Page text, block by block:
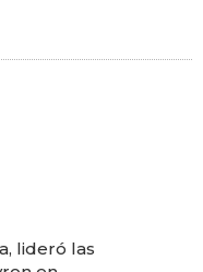
lideró las